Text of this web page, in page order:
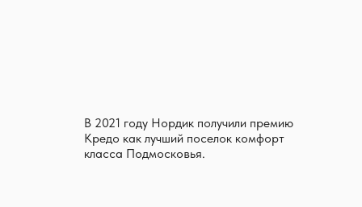
В 2021 году Нордик получили премию
Кредо как лучший поселок комфорт
класса Подмосковья.